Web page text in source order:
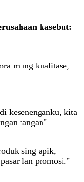
kasebut:
mung kualitase,
kesenenganku, kita
tangan"
sing apik,
lan promosi."